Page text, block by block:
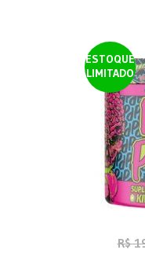
ESTOQUE
LIMITADO
R$